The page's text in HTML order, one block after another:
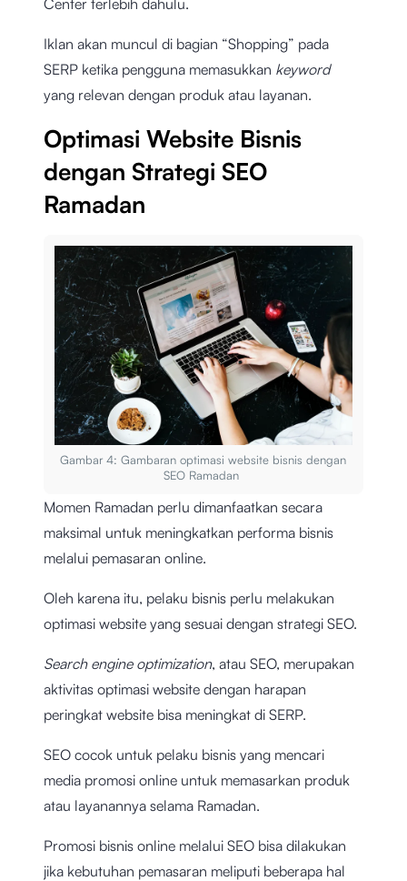
Center terlebih dahulu.
Iklan akan muncul di bagian “Shopping” pada
SERP ketika pengguna memasukkan keyword
yang relevan dengan produk atau layanan.
Optimasi Website Bisnis
dengan Strategi SEO
Ramadan
Gambar 4: Gambaran optimasi website bisnis dengan
SEO Ramadan
Momen Ramadan perlu dimanfaatkan secara
maksimal untuk meningkatkan performa bisnis
melalui pemasaran online.
Oleh karena itu, pelaku bisnis perlu melakukan
optimasi website yang sesuai dengan strategi SEO.
Search engine optimization, atau SEO, merupakan
aktivitas optimasi website dengan harapan
peringkat website bisa meningkat di SERP.
SEO cocok untuk pelaku bisnis yang mencari
media promosi online untuk memasarkan produk
atau layanannya selama Ramadan.
Promosi bisnis online melalui SEO bisa dilakukan
jika kebutuhan pemasaran meliputi beberapa hal